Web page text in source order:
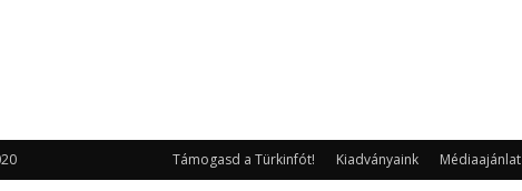
Támogasd a Türkinfót! Kiadványaink Médiaajánlat